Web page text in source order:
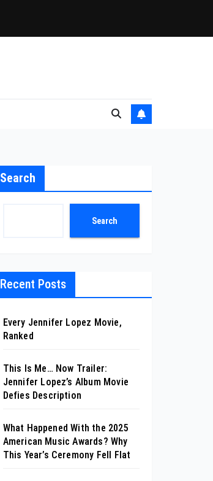
Search
Search
Recent Posts
Every Jennifer Lopez Movie,
Ranked
This Is Me… Now Trailer:
Jennifer Lopez’s Album Movie
Defies Description
What Happened With the 2025
American Music Awards? Why
This Year’s Ceremony Fell Flat